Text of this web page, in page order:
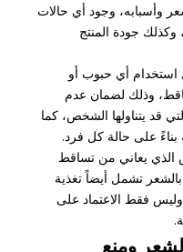
وأسبابه، وجود أي حالات
جودة المنتج
استخدام أي حبوب أو
وذلك لضمان عدم
قد يتناولها الشخص، كما
بناءً على حالة كل فرد.
الذي يعاني من تساقط
بالشعر تشمل أيضاً تغذية
فقط الاعتماد على
ومنع